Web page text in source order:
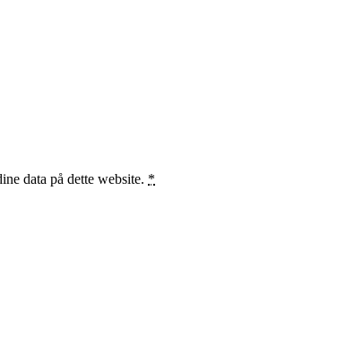
data på dette website. *